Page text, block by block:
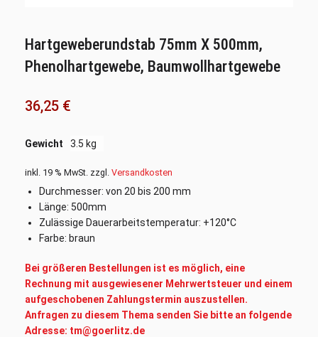
Hartgeweberundstab 75mm X 500mm,
Phenolhartgewebe, Baumwollhartgewebe
36,25 €
Gewicht 3.5 kg
inkl. 19 % MwSt. zzgl. Versandkosten
Durchmesser: von 20 bis 200 mm
Länge: 500mm
Zulässige Dauerarbeitstemperatur: +120°C
Farbe: braun
Bei größeren Bestellungen ist es möglich, eine
Rechnung mit ausgewiesener Mehrwertsteuer und einem
aufgeschobenen Zahlungstermin auszustellen.
Anfragen zu diesem Thema senden Sie bitte an folgende
Adresse: tm@goerlitz.de